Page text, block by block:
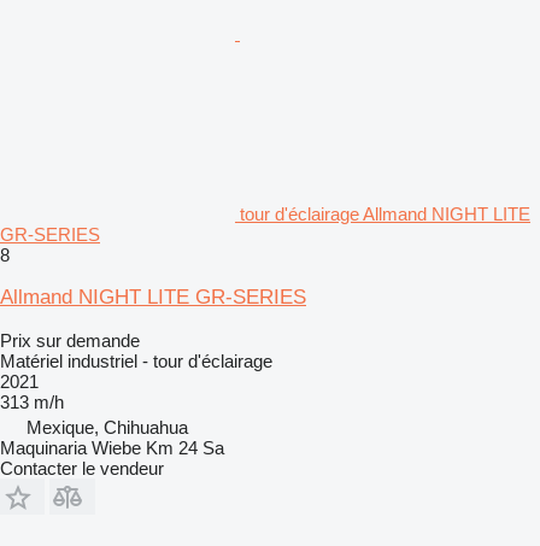
tour d'éclairage Allmand NIGHT LITE
GR-SERIES
8
Allmand NIGHT LITE GR-SERIES
Prix sur demande
Matériel industriel - tour d'éclairage
2021
313 m/h
Mexique, Chihuahua
Maquinaria Wiebe Km 24 Sa
Contacter le vendeur